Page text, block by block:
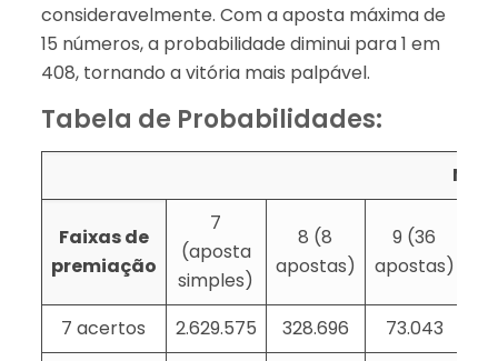
consideravelmente. Com a aposta máxima de
15 números, a probabilidade diminui para 1 em
408, tornando a vitória mais palpável.
Tabela de Probabilidades:
Faixas de
premiação
7
(aposta
simples)
8 (8
apostas)
9 (36
apostas)
7 acertos 2.629.575 328.696 73.043